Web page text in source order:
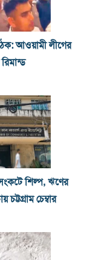
আওয়ামী লীগের
শিল্প, ঋণের
চেম্বার